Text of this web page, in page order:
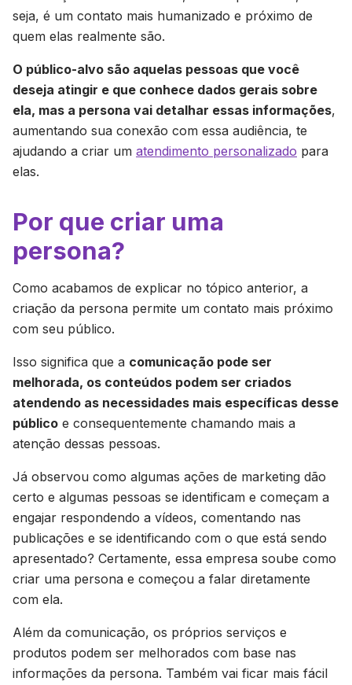
seja, é um contato mais humanizado e próximo de
quem elas realmente são.
O público-alvo são aquelas pessoas que você
deseja atingir e que conhece dados gerais sobre
ela, mas a persona vai detalhar essas informações,
aumentando sua conexão com essa audiência, te
ajudando a criar um atendimento personalizado para
elas.
Por que criar uma
persona?
Como acabamos de explicar no tópico anterior, a
criação da persona permite um contato mais próximo
com seu público.
Isso significa que a comunicação pode ser
melhorada, os conteúdos podem ser criados
atendendo as necessidades mais específicas desse
público e consequentemente chamando mais a
atenção dessas pessoas.
Já observou como algumas ações de marketing dão
certo e algumas pessoas se identificam e começam a
engajar respondendo a vídeos, comentando nas
publicações e se identificando com o que está sendo
apresentado? Certamente, essa empresa soube como
criar uma persona e começou a falar diretamente
com ela.
Além da comunicação, os próprios serviços e
produtos podem ser melhorados com base nas
informações da persona. Também vai ficar mais fácil